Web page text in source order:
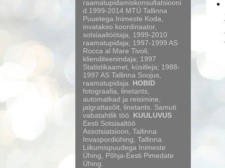
raamatupidamiskonsultatsiooni
d.1999-2014 MTÜ Tallinna
Puuetega Inimeste Koda,
invatakso koordinaator,
sotsiaaltöötaja, 1999-2010
raamatupidaja; 1997-1999 AS
Rocca al Mare Tivoli,
klienditeenindaja; 1997
Statistikaamet, küsitleja; 1988-
1997 AS Tallinna Soojus,
raamatupidaja. HOBID
fotograafia, linetants,
automatkad ja reisimine,
jalgrattasõit, linetants. Samuti
vabatahtlik töö. KUULUVUS
Eesti Sotsiaaltöö
Assotsiatsioon, Tallinna
Invaspordiühing, Tallinna
Liikumispuudega Inimeste
Ühing, Põhja-Eesti Pimedate
Ühing.